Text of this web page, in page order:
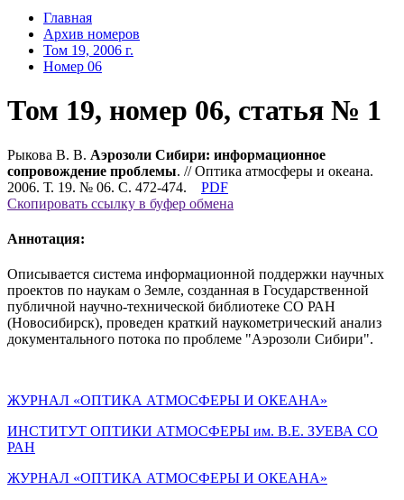
Главная
Архив номеров
Том 19, 2006 г.
Номер 06
Том 19, номер 06, статья № 1
Рыкова В. В. Аэрозоли Сибири: информационное
сопровождение проблемы. // Оптика атмосферы и океана.
2006. Т. 19. № 06. С. 472-474.
PDF
Скопировать ссылку в буфер обмена
Аннотация:
Описывается система информационной поддержки научных
проектов по наукам о Земле, созданная в Государственной
публичной научно-технической библиотеке СО РАН
(Новосибирск), проведен краткий наукометрический анализ
документального потока по проблеме "Аэрозоли Сибири".
ЖУРНАЛ «ОПТИКА АТМОСФЕРЫ И ОКЕАНА»
ИНСТИТУТ ОПТИКИ АТМОСФЕРЫ им. В.Е. ЗУЕВА СО
РАН
ЖУРНАЛ «ОПТИКА АТМОСФЕРЫ И ОКЕАНА»